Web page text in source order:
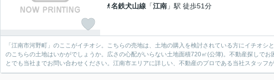
名鉄犬山線 「江南 」駅 徒歩51分
「江南市河野町」のここがイチオシ。こちらの売地は、土地の購入を検討されている方にイチオシ
のこちらの土地はいかがでしょうか。広さの心配がいらない土地面積720㎡(公簿)。不動産探しで
とでも当社までお問い合わせください。江南市エリアに詳しい、不動産のプロである当社スタッフ